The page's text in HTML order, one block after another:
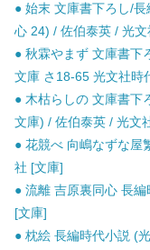
● 始末 文庫書下ろし/
心 24) / 佐伯泰英 / 光文
● 秋霖やまず 文庫書下
文庫 さ18-65 光文社時
● 木枯らしの 文庫書下
文庫) / 佐伯泰英 / 光文
● 花競べ 向嶋なずな屋
社 [文庫]
● 流離 吉原裏同心 長
[文庫]
● 枕絵 長編時代小説 (